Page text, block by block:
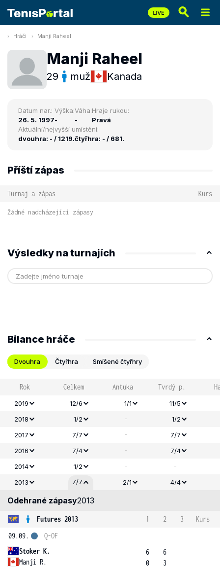
Hráči Manji Raheel
Manji Raheel
29 muž Kanada
Datum nar.:
26. 5. 1997
Výška:
-
Váha:
-
Hraje rukou:
Pravá
Aktuální/nejvyšší umístění:
dvouhra: - / 1219.čtyřhra: - / 681.
Příští zápas
Turnaj a zápas Kurs
Žádné nadcházející zápasy.
Výsledky na turnajích
Bilance hráče
Dvouhra Čtyřhra Smíšené čtyřhry
Rok Celkem Antuka Tvrdý p.
2019 12/6 1/1
11/5
2018
1/2 -
1/2
2017
7/7 -
7/7
2016
7/4 -
7/4
2014
1/2 - -
2013 7/7 2/1 4/4
Odehrané zápasy2013
Futures 2013 1 2 3
Kurs
09.09.
Stoker K.
Manji R.
Q-OF
6
0
6
3